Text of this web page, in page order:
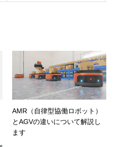
AMR（自律型協働ロボット）
とAGVの違いについて解説し
ます